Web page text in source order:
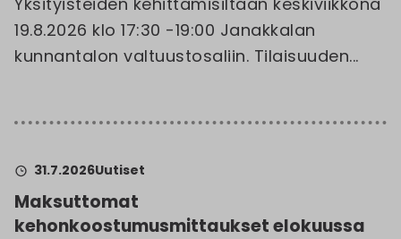
19.8.2026 klo 17:30 -19:00 Janakkalan
kunnantalon valtuustosaliin. Tilaisuuden...
31.7.2026Uutiset
Maksuttomat
kehonkoostumusmittaukset elokuussa